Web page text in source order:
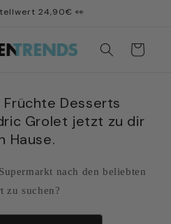
24,90€ 👀
Warenkorb
Desserts
Grolet jetzt zu dir
Hause.
nach den beliebten
zu suchen?